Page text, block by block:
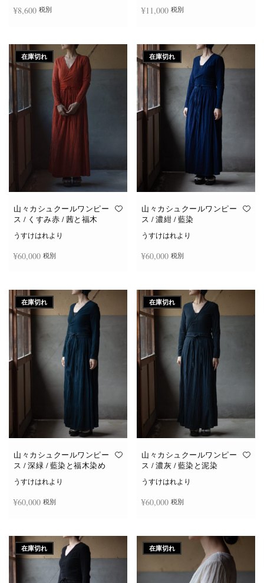
¥8,600 税別 ¥11,000 税別
在庫切れ
山々カシュクールワンピー
ス / くすみ赤 / 茜と福木
うすけはれより
¥60,000 税別
在庫切れ
山々カシュクールワンピー
ス / 濃紺 / 藍染
うすけはれより
¥60,000 税別
在庫切れ
山々カシュクールワンピー
ス / 深緑 / 藍染と福木染め
うすけはれより
¥60,000 税別
在庫切れ
山々カシュクールワンピー
ス / 濃灰 / 藍染と泥染
うすけはれより
¥60,000 税別
在庫切れ 在庫切れ